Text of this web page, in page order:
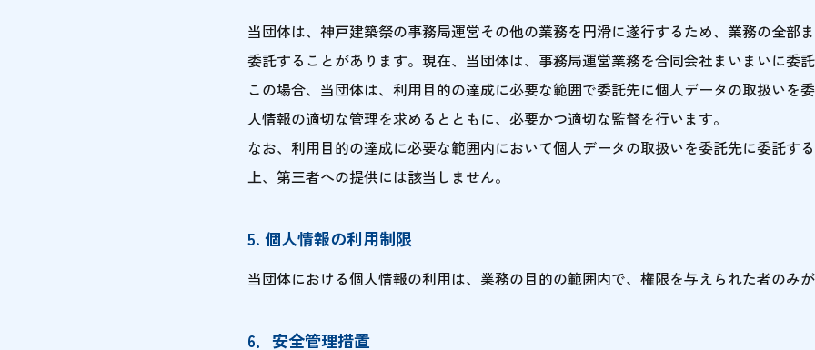
当団体は、神戸建築祭の事務局運営その他の業務を円滑に遂行するため、業務の全部
委託することがあります。現在、当団体は、事務局運営業務を合同会社まいまいに委託
この場合、当団体は、利用目的の達成に必要な範囲で委託先に個人データの取扱いを
人情報の適切な管理を求めるとともに、必要かつ適切な監督を行います。
なお、利用目的の達成に必要な範囲内において個人データの取扱いを委託先に委託す
上、第三者への提供には該当しません。
5. 個人情報の利用制限
当団体における個人情報の利用は、業務の目的の範囲内で、権限を与えられた者のみが
6．安全管理措置